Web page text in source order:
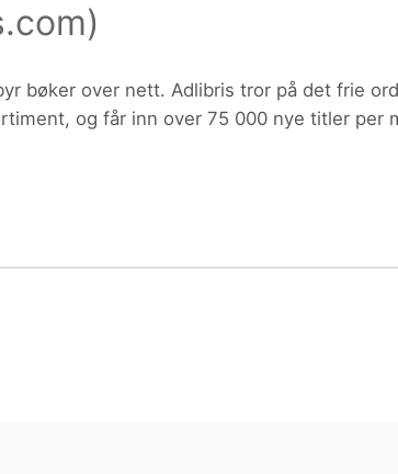
i neste steg.
)
ord" tilgengelig for alle. De
og får inn over 75 000 nye titler per